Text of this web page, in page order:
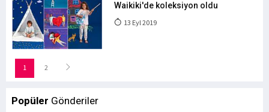
Waikiki'de koleksiyon oldu
13 Eyl 2019
1 2
Popüler Gönderiler